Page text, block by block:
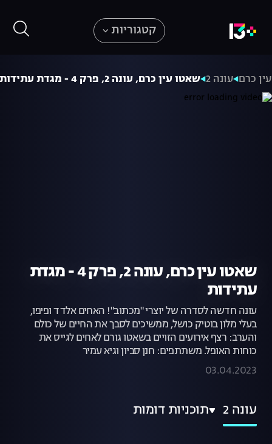
קטגוריות
כרם עונה 2 שאטו עין כרם, עונה 2, פרק 4 - מגדת עתידות
שאטו עין כרם, עונה 2, פרק 4 - מגדת
עתידות
עונה חדשה לסדרה של יוצרי "מכתוב"! האחים אלדד ופיפו,
בעלי מלון בוטיק כושל, ממשיכים לסבך את החיים של כולם
והערב: רצף אירועים הזויים בשאטו גורם לאחים לגייס את
כוחות האופל. משתתפים: חנן סביון וגיא עמיר
03.04.2023
עונה 2 תוכניות דומות